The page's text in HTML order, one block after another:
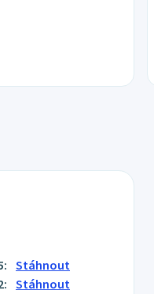
Stáhnout
Stáhnout